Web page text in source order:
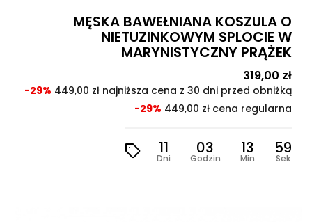
MĘSKA BAWEŁNIANA KOSZULA O
NIETUZINKOWYM SPLOCIE W
MARYNISTYCZNY PRĄŻEK
Cena
319,00 zł
-29% 449,00 zł najniższa cena z 30 dni przed obniżką
-29% 449,00 zł cena regularna
11
Dni
03
Godzin
13
Min
57
Sek